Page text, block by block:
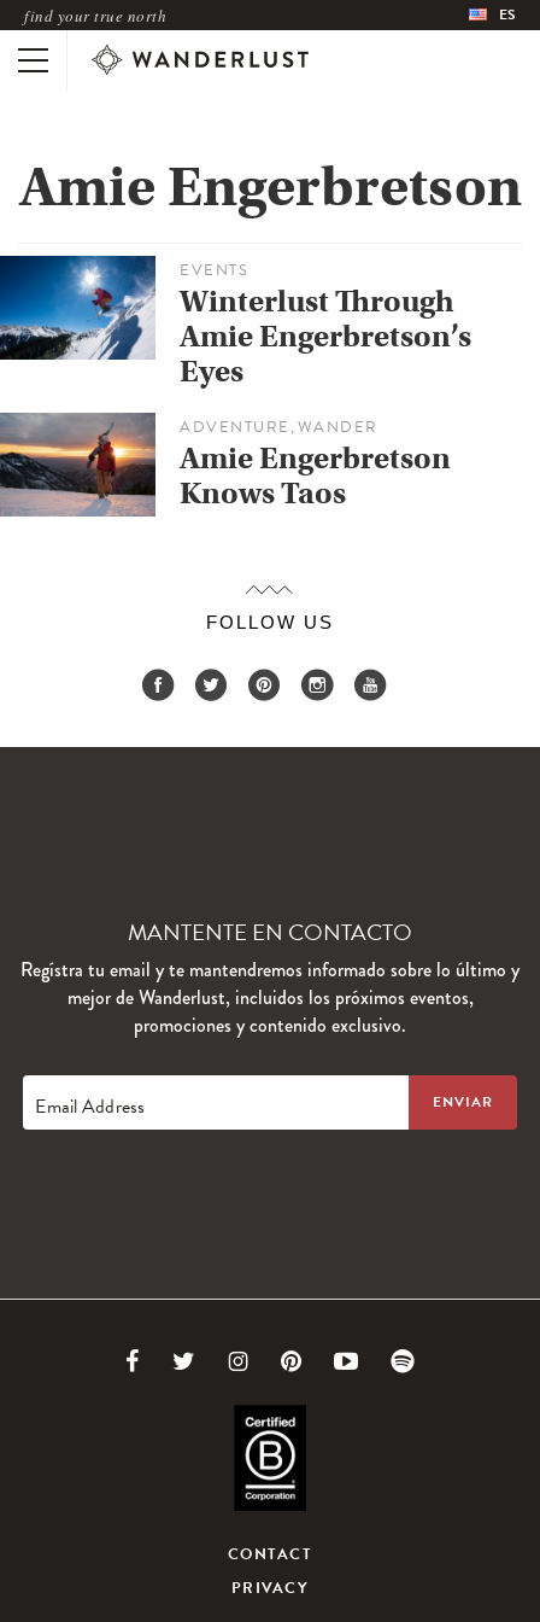
find your true north ES
Amie Engerbretson
EVENTS
Winterlust Through
Amie Engerbretson’s
Eyes
ADVENTURE ,WANDER
Amie Engerbretson
Knows Taos
FOLLOW US
MANTENTE EN CONTACTO
Regístra tu email y te mantendremos informado sobre lo último y
mejor de Wanderlust, incluidos los próximos eventos,
promociones y contenido exclusivo.
Email Address
Link Link
Twitter
Link
to
Instagram
Link
to
Link
CONTACT
PRIVACY